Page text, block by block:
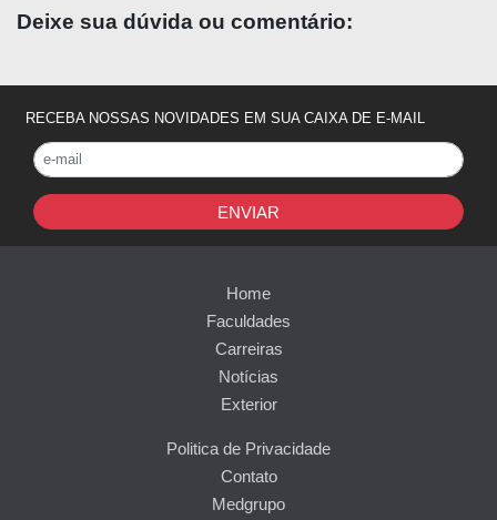
Deixe sua dúvida ou comentário:
RECEBA NOSSAS NOVIDADES EM SUA CAIXA DE E-MAIL
ENVIAR
Home
Faculdades
Carreiras
Notícias
Exterior
Politica de Privacidade
Contato
Medgrupo